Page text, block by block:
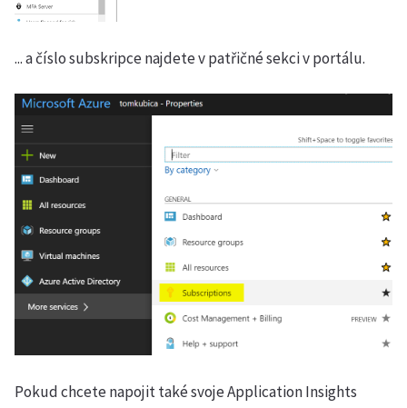
... a číslo subskripce najdete v patřičné sekci v portálu.
Pokud chcete napojit také svoje Application Insights